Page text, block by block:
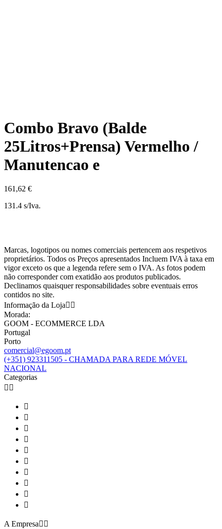
Combo Bravo (Balde
25Litros+Prensa) Vermelho /
Manutencao e
161,62 €
131.4 s/Iva.
Marcas, logotipos ou nomes comerciais pertencem aos respetivos
proprietários. Todos os Preços apresentados Incluem IVA à taxa em
vigor exceto os que a legenda refere sem o IVA. As fotos podem
não corresponder com exatidão aos produtos publicados.
Declinamos quaisquer responsabilidades sobre eventuais erros
contidos no site.
Informação da Loja 
Morada:
GOOM - ECOMMERCE LDA
Portugal
Porto
comercial@egoom.pt
(+351) 923311505 - CHAMADA PARA REDE MÓVEL
NACIONAL
Categorias
 










A Empresa 